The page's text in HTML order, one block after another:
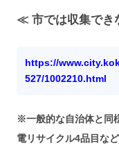
≪ 市では収集でき
https://
527/1002210.html
※一般的な自治体と同
電リサイクル4品目な